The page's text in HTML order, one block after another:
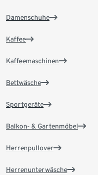
Damenschuhe
Kaffee
Kaffeemaschinen
Bettwäsche
Sportgeräte
Balkon- & Gartenmöbel
Herrenpullover
Herrenunterwäsche